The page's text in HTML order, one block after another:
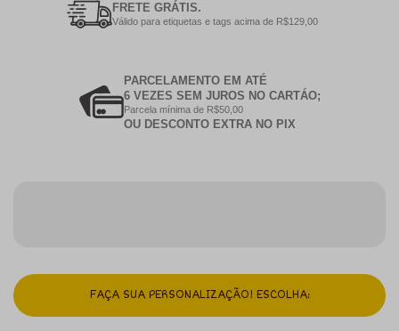
FRETE GRÁTIS.
Válido para etiquetas e tags acima de R$129,00
PARCELAMENTO EM ATÉ
6 VEZES SEM JUROS NO CARTÁO;
Parcela mínima de R$50,00
OU DESCONTO EXTRA NO PIX
FAÇA SUA PERSONALIZAÇÃO! ESCOLHA: